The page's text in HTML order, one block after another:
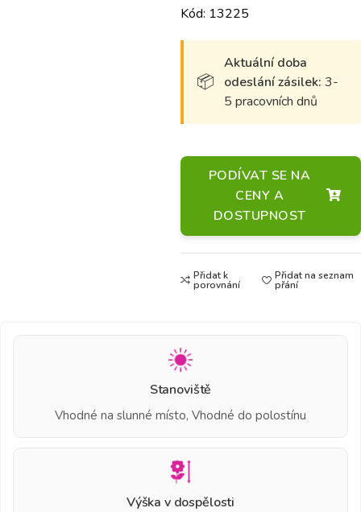
Kód: 13225
Aktuální doba
odeslání zásilek: 3-
5 pracovních dnů
PODÍVAT SE NA
CENY A
DOSTUPNOST
Přidat k
porovnání
Přidat na seznam
přání
Stanoviště
Vhodné na slunné místo, Vhodné do polostínu
Výška v dospělosti